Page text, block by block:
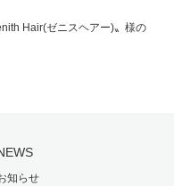
Hair(ゼニスヘアー)〟様の
知らせ